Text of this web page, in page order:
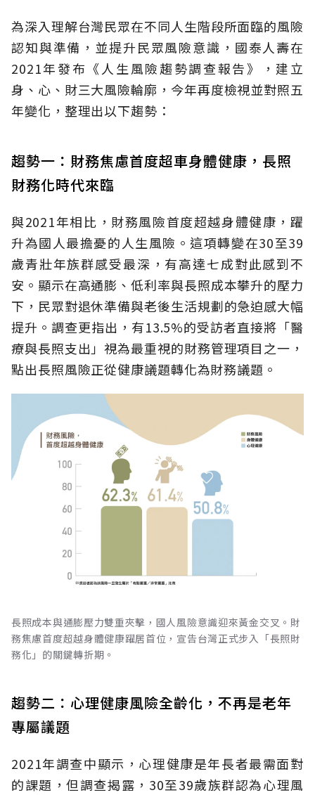
為深入理解台灣民眾在不同人生階段所面臨的風險
認知與準備，並提升民眾風險意識，國泰人壽在
2021年發布《人生風險趨勢調查報告》，建立
身、心、財三大風險輪廓，今年再度檢視並對照五
年變化，整理出以下趨勢：
趨勢一：財務焦慮首度超車身體健康，長照
財務化時代來臨
與2021年相比，財務風險首度超越身體健康，躍
升為國人最擔憂的人生風險。這項轉變在30至39
歲青壯年族群感受最深，有高達七成對此感到不
安。顯示在高通膨、低利率與長照成本攀升的壓力
下，民眾對退休準備與老後生活規劃的急迫感大幅
提升。調查更指出，有13.5%的受訪者直接將「醫
療與長照支出」視為最重視的財務管理項目之一，
點出長照風險正從健康議題轉化為財務議題。
長照成本與通膨壓力雙重夾擊，國人風險意識迎來黃金交叉。財
務焦慮首度超越身體健康躍居首位，宣告台灣正式步入「長照財
務化」的關鍵轉折期。
趨勢二：心理健康風險全齡化，不再是老年
專屬議題
2021年調查中顯示，心理健康是年長者最需面對
的課題，但調查揭露，30至39歲族群認為心理風